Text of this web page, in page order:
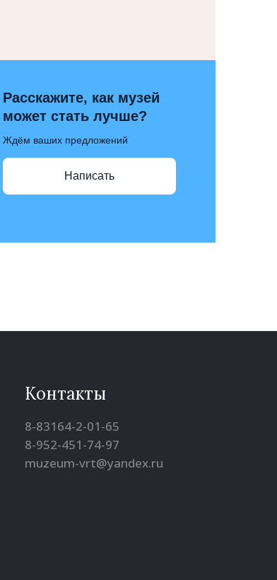
Расскажите, как музей
может стать лучше?
Ждём ваших предложений
Написать
Контакты
8-83164-2-01-65
8-952-451-74-97
muzeum-vrt@yandex.ru